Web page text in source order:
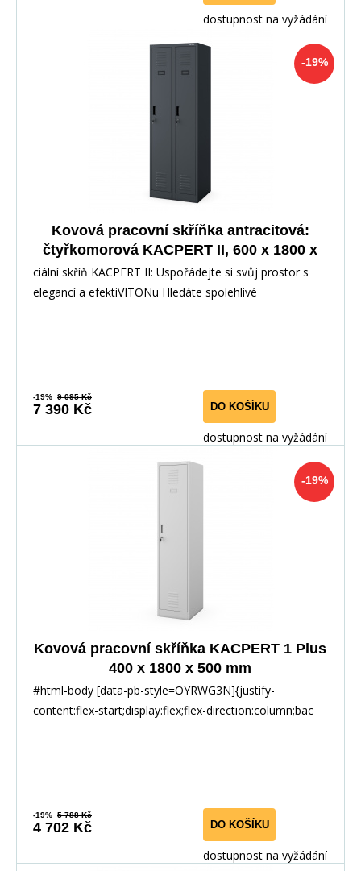
dostupnost na vyžádání
-19%
Kovová pracovní skříňka antracitová:
čtyřkomorová KACPERT II, 600 x 1800 x
500 mm
ciální skříň KACPERT II: Uspořádejte si svůj prostor s
elegancí a efektiVITONu Hledáte spolehlivé
-19% 9 095 Kč
7 390 Kč DO KOŠÍKU
dostupnost na vyžádání
-19%
Kovová pracovní skříňka KACPERT 1 Plus
400 x 1800 x 500 mm
#html-body [data-pb-style=OYRWG3N]{justify-
content:flex-start;display:flex;flex-direction:column;bac
-19% 5 788 Kč
4 702 Kč DO KOŠÍKU
dostupnost na vyžádání